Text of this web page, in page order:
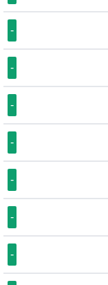
-
-
-
-
-
-
-